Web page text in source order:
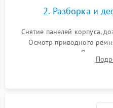
2. Разборка и
Снятие панелей корпуса,
Осмотр приводного
амортизаторов.
крестовины на износ, а